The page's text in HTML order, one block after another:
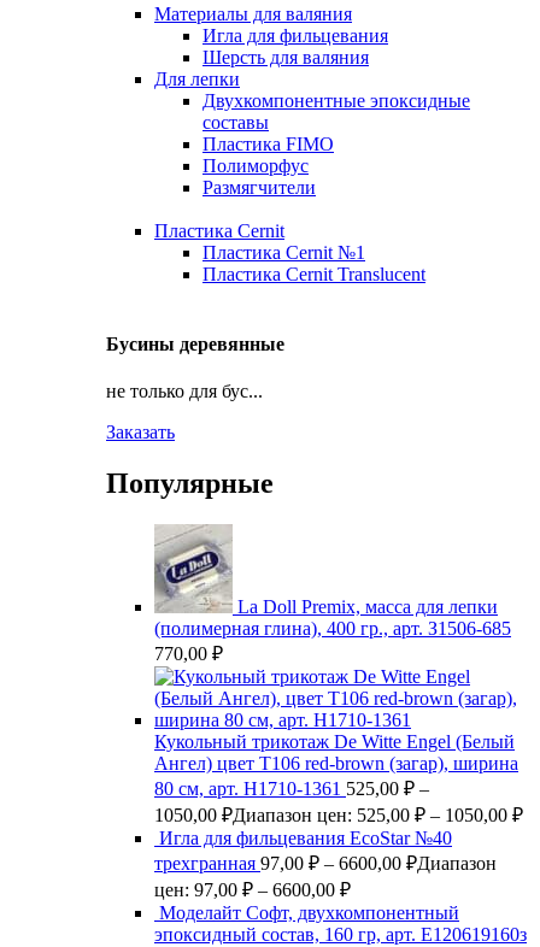
Материалы для валяния
Игла для фильцевания
Шерсть для валяния
Для лепки
Двухкомпонентные эпоксидные
составы
Пластика FIMO
Полиморфус
Размягчители
Пластика Cernit
Пластика Cernit №1
Пластика Cernit Translucent
Бусины деревянные
не только для бус...
Заказать
Популярные
La Doll Premix, масса для лепки
(полимерная глина), 400 гр., арт. З1506-685
770,00 ₽
Кукольный трикотаж De Witte Engel (Белый
Ангел) цвет Т106 red-brown (загар), ширина
80 см, арт. Н1710-1361 525,00 ₽ –
1050,00 ₽Диапазон цен: 525,00 ₽ – 1050,00 ₽
Игла для фильцевания EcoStar №40
трехгранная 97,00 ₽ – 6600,00 ₽Диапазон
цен: 97,00 ₽ – 6600,00 ₽
Моделайт Софт, двухкомпонентный
эпоксидный состав, 160 гр, арт. Е120619160з